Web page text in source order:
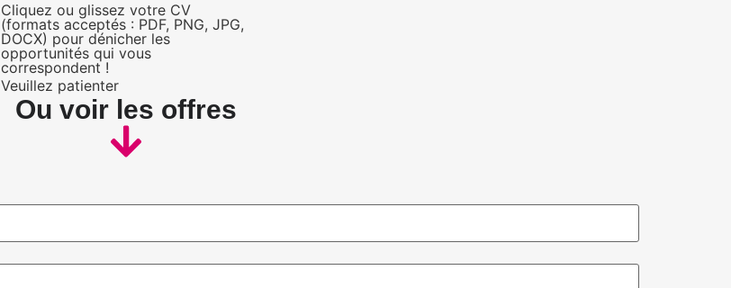
Cliquez ou glissez votre CV
(formats acceptés : PDF, PNG, JPG,
DOCX) pour dénicher les
opportunités qui vous
correspondent !
Veuillez patienter
Ou voir les offres